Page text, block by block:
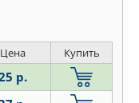
Цена Купить
р.